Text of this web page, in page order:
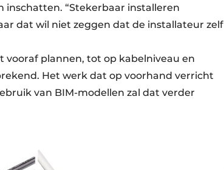
“Stekerbaar installeren
dat wil niet zeggen dat de installateur zelf
plannen, tot op kabelniveau en
Het werk dat op voorhand verricht
van BIM-modellen zal dat verder